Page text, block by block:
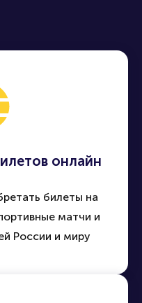
онлайн
билеты на
матчи и
России и миру